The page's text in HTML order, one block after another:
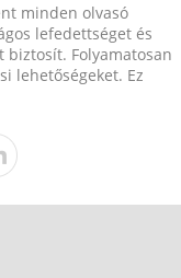
minden olvasó
lefedettséget és
biztosít. Folyamatosan
lehetőségeket. Ez